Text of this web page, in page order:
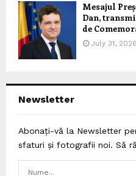
Mesajul
Dan,
de
July 31, 2026
Newsletter
Abonați-vă la Newsletter
sfaturi și fotografii noi. Să